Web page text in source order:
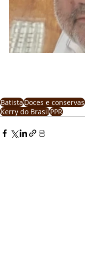
BatistaDoces e conservas
Kerry do BrasilPPR